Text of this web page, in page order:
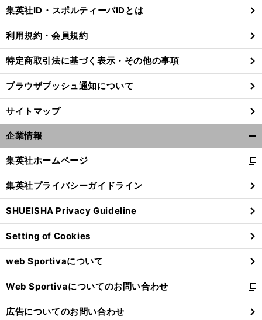
る
集英社ID・スポルティーバIDとは
利用規約・会員規約
特定商取引法に基づく表示・その他の事項
ブラウザプッシュ通知について
サイトマップ
企業情報
閉
る
集英社ホームページ
新
し
い
ウ
ィ
ン
ド
ウ
で
開
く
集英社プライバシーガイドライン
SHUEISHA Privacy Guideline
Setting of Cookies
web Sportivaについて
Web Sportivaについてのお問い合わせ
新
し
い
広告についてのお問い合わせ